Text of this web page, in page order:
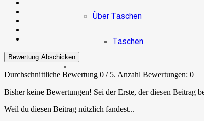
Über Taschen
Taschen
Bewertung Abschicken
Durchschnittliche Bewertung 0 / 5. Anzahl Bewertungen: 0
Bisher keine Bewertungen! Sei der Erste, der diesen Beitrag
Weil du diesen Beitrag nützlich fandest...